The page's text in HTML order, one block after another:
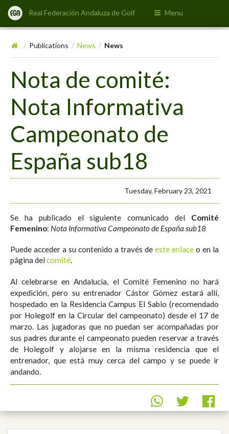
Real Federación Andaluza de Golf Menu
/ Publications / News / News
Nota de comité:
Nota Informativa
Campeonato de
España sub18
Tuesday, February 23, 2021
Se ha publicado el siguiente comunicado del Comité
Femenino: Nota Informativa Campeonato de España sub18
Puede acceder a su contenido a través de este enlace o en la
página delcomité
Al celebrarse en Andalucía, el Comité Femenino no hará
expedición, pero su entrenador Cástor Gómez estará allí,
hospedado en la Residencia Campus El Sabio (recomendado
por Holegolf en la Circular del campeonato) desde el 17 de
marzo. Las jugadoras que no puedan ser acompañadas por
sus padres durante el campeonato pueden reservar a través
de Holegolf y alojarse en la misma residencia que el
entrenador, que está muy cerca del campo y se puede ir
andando.